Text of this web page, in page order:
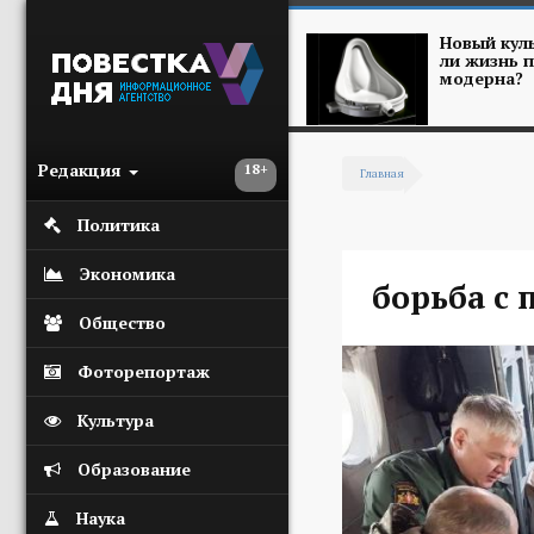
18+
Редакция
Политика
Экономика
Общество
Фоторепортаж
Культура
Образование
Наука
Новый
ли жизнь
модерна?
Главная
борьба с